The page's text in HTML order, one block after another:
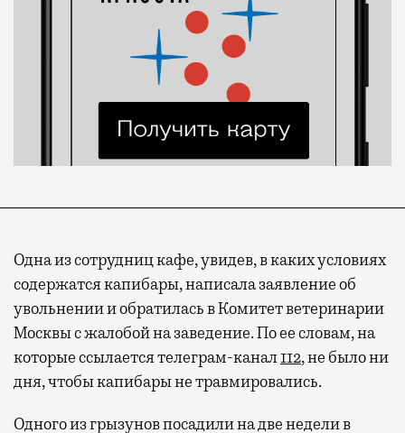
Одна из сотрудниц кафе, увидев, в каких условиях
содержатся капибары, написала заявление об
увольнении и обратилась в Комитет ветеринарии
Москвы с жалобой на заведение. По ее словам, на
которые ссылается телеграм-канал112, не было ни
дня, чтобы капибары не травмировались.
Одного из грызунов посадили на две недели в